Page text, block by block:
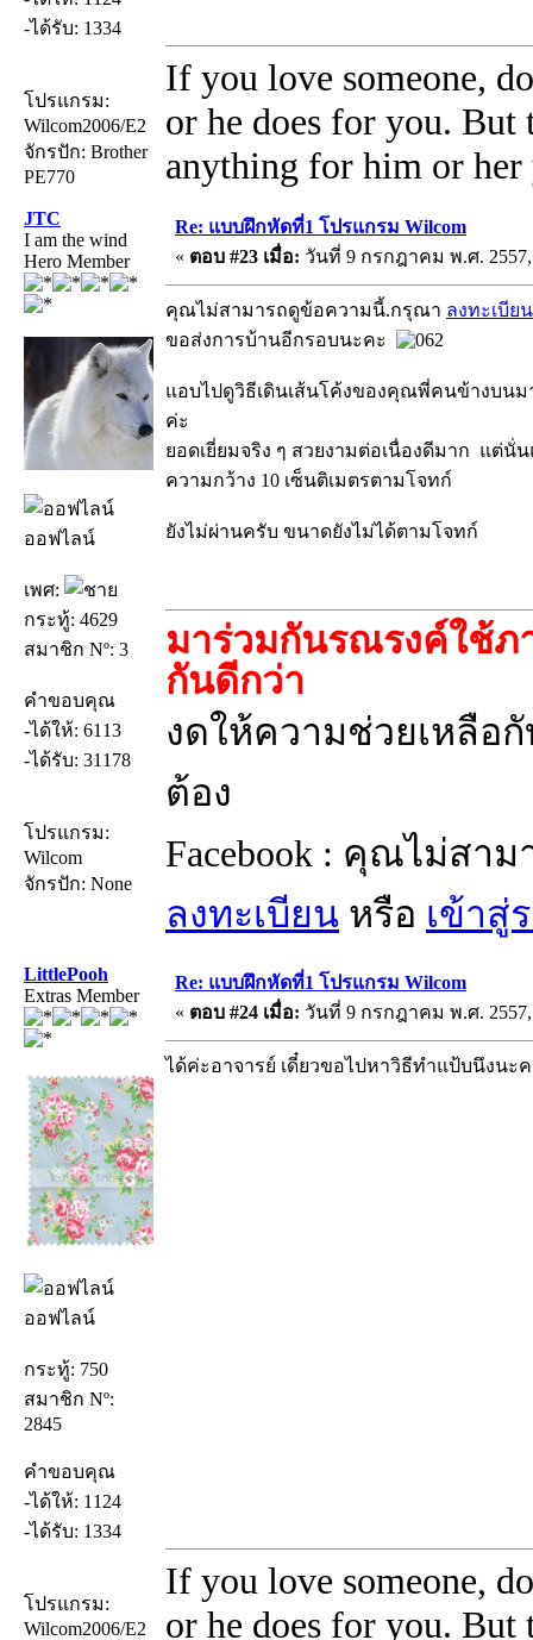
-ได้รับ: 1334
โปรแกรม:
Wilcom2006/E2
จักรปัก: Brother
PE770
If you love someone,
or he does for you.
anything for him or her
JTC
I am the wind
Hero Member
ออฟไลน์
เพศ:
กระทู้: 4629
สมาชิก Nº: 3
คำขอบคุณ
-ได้ให้: 6113
-ได้รับ: 31178
โปรแกรม:
Wilcom
จักรปัก: None
Re: แบบฝึกหัดที่1 โปรแกรม Wilcom
« ตอบ #23 เมื่อ: วันที่ 9 กรกฎาคม พ.ศ. 2557,
คุณไม่สามารถดูข้อความนี้.กรุณา ลงทะเบียน
ขอส่งการบ้านอีกรอบนะคะ
แอบไปดูวิธีเดินเส้นโค้งของคุณพี่คนข้างบนม
ค่ะ
ยอดเยี่ยมจริง ๆ สวยงามต่อเนื่องดีมาก แต่
ความกว้าง 10 เซ็นติเมตรตามโจทก์
ยังไม่ผ่านครับ ขนาดยังไม่ได้ตามโจทก์
มาร่วมกันรณรงค์ใช้ภ
กันดีกว่า
งดให้ความช่วยเหลือ
ต้อง
Facebook : คุณไม่สา
ลงทะเบียน หรือ เข้าสู่
LittlePooh
Extras Member
ออฟไลน์
กระทู้: 750
สมาชิก Nº:
2845
คำขอบคุณ
-ได้ให้: 1124
-ได้รับ: 1334
โปรแกรม:
Wilcom2006/E2
Re: แบบฝึกหัดที่1 โปรแกรม Wilcom
« ตอบ #24 เมื่อ: วันที่ 9 กรกฎาคม พ.ศ. 2557,
ได้ค่ะอาจารย์ เดี๋ยวขอไปหาวิธีทำแป้บนึงนะ
If you love someone,
or he does for you.